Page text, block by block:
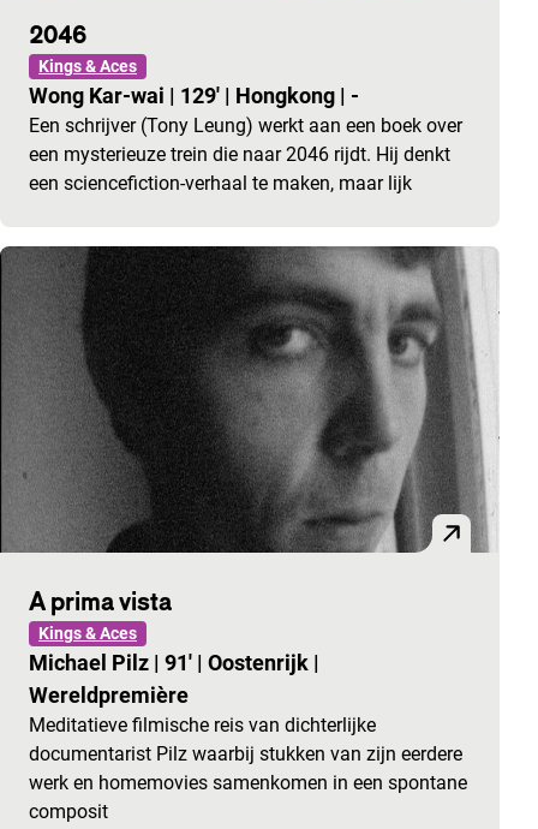
2046
Kings & Aces
Wong Kar-wai | 129' | Hongkong | -
Een schrijver (Tony Leung) werkt aan een boek over
een mysterieuze trein die naar 2046 rijdt. Hij denkt
een sciencefiction-verhaal te maken, maar lijk
A prima vista
Kings & Aces
Michael Pilz | 91' | Oostenrijk |
Wereldpremière
Meditatieve filmische reis van dichterlijke
documentarist Pilz waarbij stukken van zijn eerdere
werk en homemovies samenkomen in een spontane
composit